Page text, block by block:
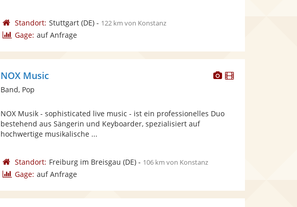
Standort: Stuttgart(DE)- 122 km von Konstanz
Gage: auf Anfrage
Dieser
bereit.
Dieser
NOX Music
Band, Pop
NOX Musik - sophisticated live music - ist ein professionelles Duo
bestehend aus Sängerin und Keyboarder, spezialisiert auf
hochwertige musikalische ...
Standort: Freiburg im Breisgau (DE)- 106 km von Konstanz
Gage: auf Anfrage